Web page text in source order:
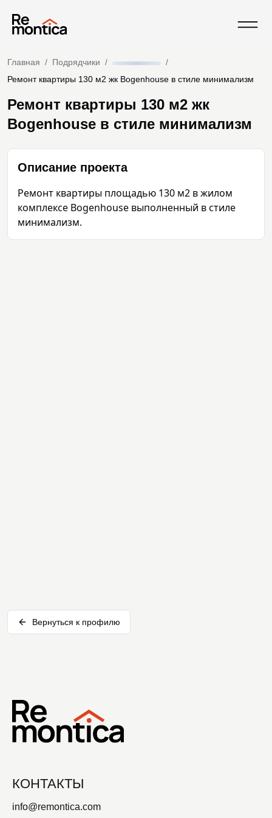
Главная / Подрядчики /
/
Ремонт квартиры 130 м2 жк Bogenhouse в стиле минимализм
Ремонт квартиры 130 м2 жк
Bogenhouse в стиле минимализм
Описание проекта
Ремонт квартиры площадью 130 м2 в жилом
комплексе Bogenhouse выполненный в стиле
минимализм.
Вернуться к профилю
КОНТАКТЫ
info@remontica.com